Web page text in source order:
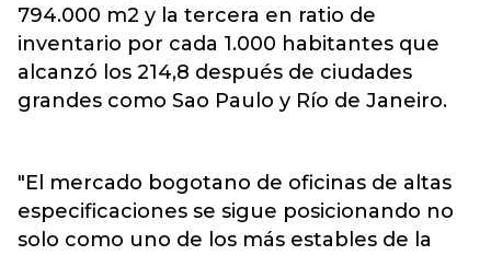
794.000 m2 y la tercera en ratio de
inventario por cada 1.000 habitantes que
alcanzó los 214,8 después de ciudades
grandes como Sao Paulo y Río de Janeiro.
"El mercado bogotano de oficinas de altas
especificaciones se sigue posicionando no
solo como uno de los más estables de la